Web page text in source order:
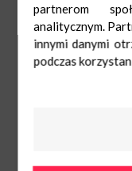
partnerom
analitycznym.
innymi danymi
podczas